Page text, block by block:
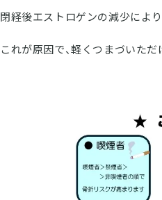
閉経後エストロゲンの減少によ
これが原因で、軽くつまづいた